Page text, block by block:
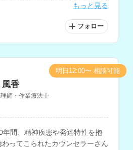
もっと見る
フォロー
風香
師・作業療法士
年間、精神疾患や発達特性を抱
ってこられたカウンセラーさん
明日12:00〜 相談可能